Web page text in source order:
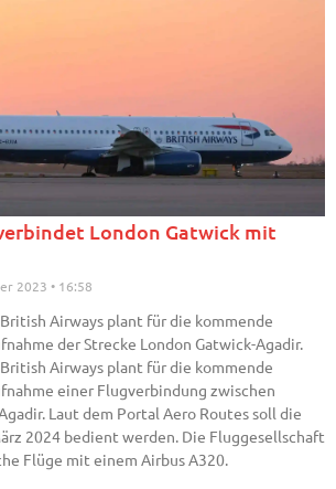
London Gatwick mit
2023 16:58
Airways plant für die kommende
der Strecke London Gatwick-Agadir.
Airways plant für die kommende
einer Flugverbindung zwischen
Laut dem Portal Aero Routes soll die
2024 bedient werden. Die Fluggesellschaft
Flüge mit einem Airbus A320.